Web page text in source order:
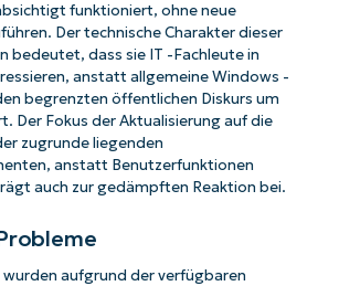
funktioniert, ohne neue
Der technische Charakter dieser
bedeutet, dass sie IT -Fachleute in
anstatt allgemeine Windows -
begrenzten öffentlichen Diskurs um
Der Fokus der Aktualisierung auf die
zugrunde liegenden
anstatt Benutzerfunktionen
auch zur gedämpften Reaktion bei.
wurden aufgrund der verfügbaren